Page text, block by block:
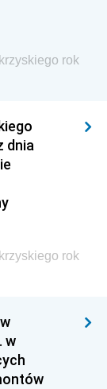
rok
dnia
rok
w